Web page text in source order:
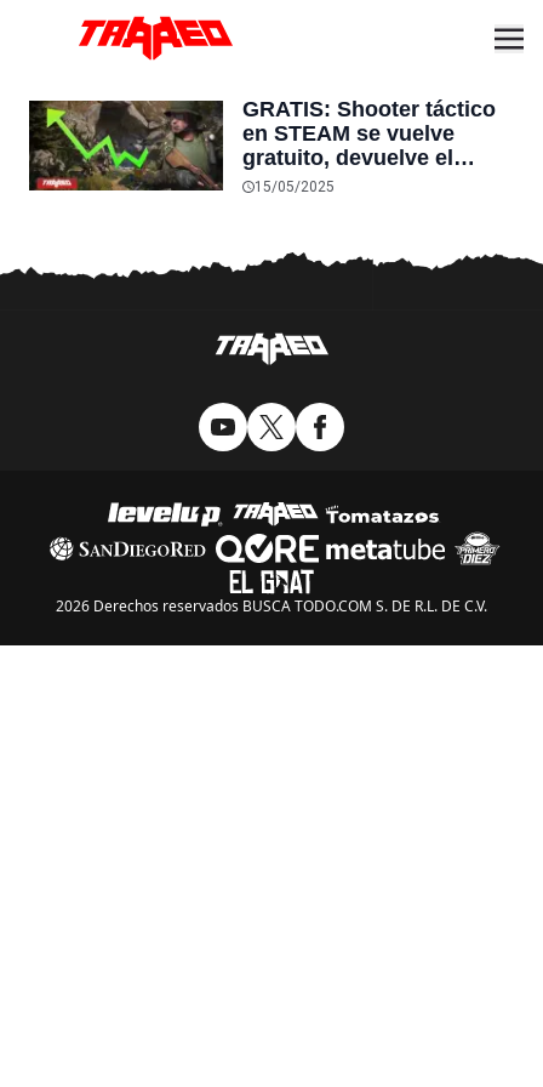
GRATIS: Shooter táctico
en STEAM se vuelve
gratuito, devuelve el
dinero a los jugadores y
15/05/2025
2026 Derechos reservados BUSCA TODO.COM S. DE R.L. DE C.V.